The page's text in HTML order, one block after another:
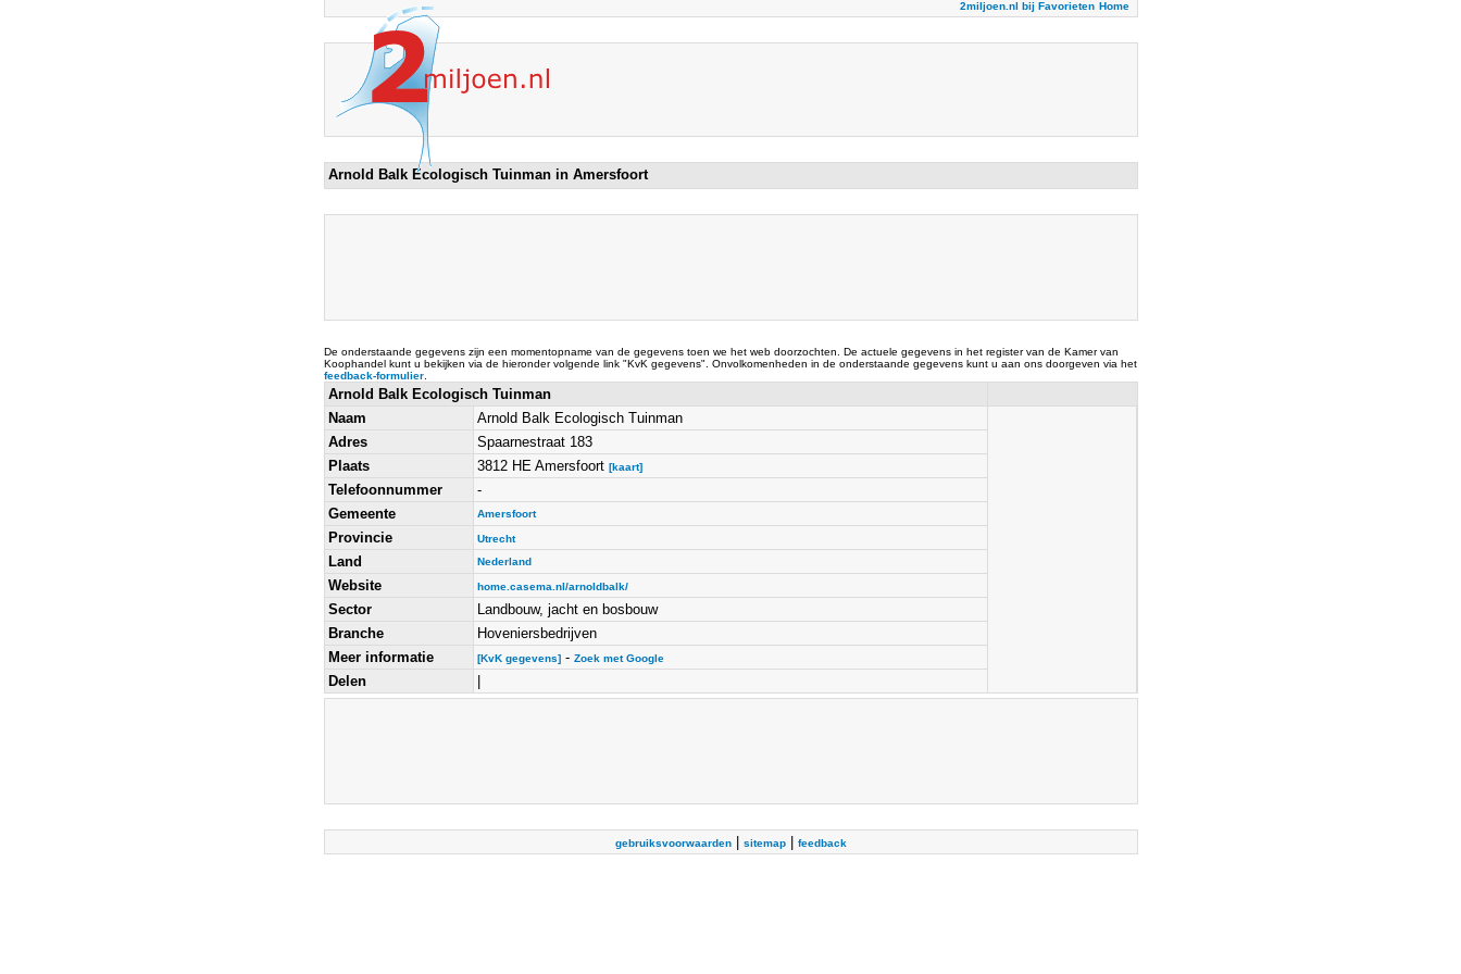
2miljoen.nl bij Favorieten Home
Arnold Balk Ecologisch Tuinman in Amersfoort
De onderstaande gegevens zijn een momentopname van de gegevens toen we het web doorzochten. De actuele gegevens in het register van de Kamer van
Koophandel kunt u bekijken via de hieronder volgende link "KvK gegevens". Onvolkomenheden in de onderstaande gegevens kunt u aan ons doorgeven via het
feedback-formulier.
Arnold Balk Ecologisch Tuinman
Naam
Arnold Balk Ecologisch Tuinman
Adres
Spaarnestraat 183
Plaats
3812 HE Amersfoort [kaart]
Telefoonnummer
-
Gemeente
Amersfoort
Provincie Utrecht
Land Nederland
Website home.casema.nl/arnoldbalk/
Sector
Landbouw, jacht en bosbouw
Branche
Hoveniersbedrijven
Meer informatie
[KvK gegevens]- Zoek met Google
Delen
gebruiksvoorwaarden| sitemap| feedback